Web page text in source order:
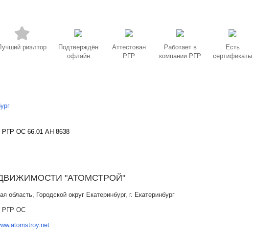
риэлтор
Подтверждён
офлайн
Аттестован
РГР
Работает в
компании РГР
Есть
сертификаты
ОС 66.01 АН 8638
"АТОМСТРОЙ"
область, Городской округ Екатеринбург, г. Екатеринбург
РГР ОС